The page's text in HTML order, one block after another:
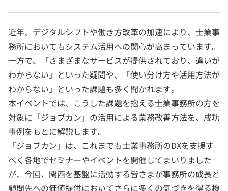
近年、デジタルシフトや働き方改革の加速により、士業事
務所においてもシステム活用への関心が高まっています。
一方で、「さまざまなサービスが提供されており、違いが
わからない」といった疑問や、「使い分け方や活用方法が
わからない」といった課題も多く聞かれます。
本イベントでは、こうした課題を抱える士業事務所の方を
対象に「ジョブカン」の活用による業務改善方法を、成功
事例をもとに解説します。
「ジョブカン」は、これまでも士業事務所のDXを支援す
べく各地でセミナーやイベントを開催してまいりました
が、今回、関西を基盤に活動する皆さまが事務所の成長と
顧問先への価値提供においてさらに多くの気づきを得る機